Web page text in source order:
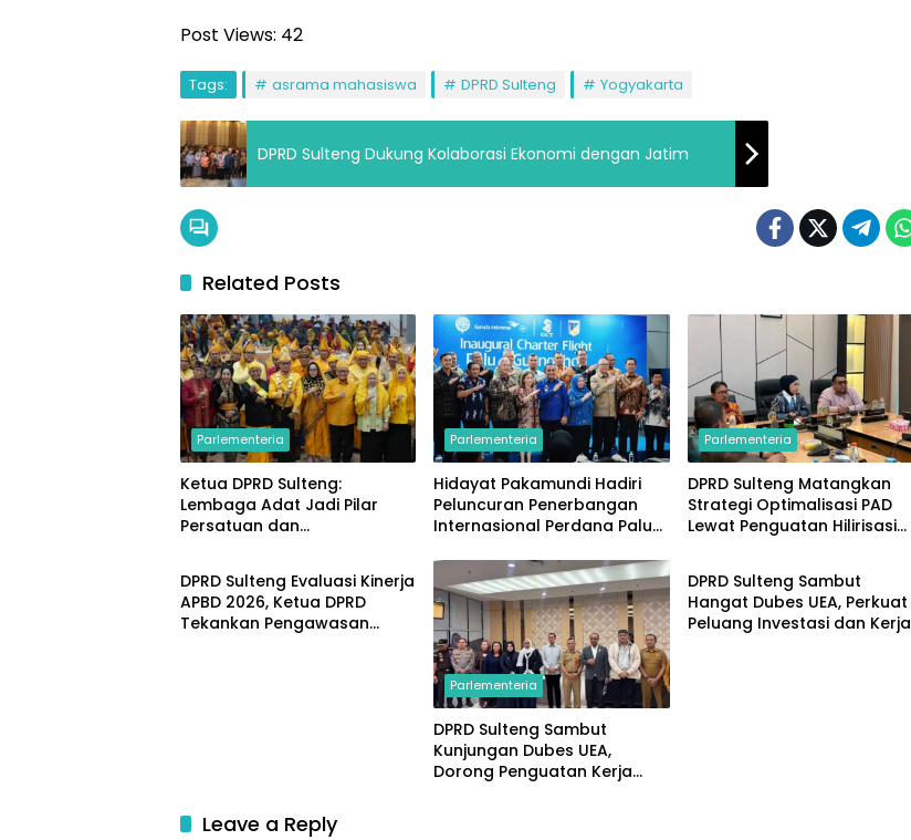
Post Views: 42
Tags: asrama mahasiswa DPRD Sulteng Yogyakarta
DPRD Sulteng Dukung Kolaborasi Ekonomi dengan Jatim
Related Posts
Parlementeria
Ketua DPRD Sulteng:
Lembaga Adat Jadi Pilar
Persatuan dan
Parlementeria
Hidayat Pakamundi Hadiri
Peluncuran Penerbangan
Internasional Perdana Palu–
Parlementeria
DPRD Sulteng Matangkan
Strategi Optimalisasi PAD
Lewat Penguatan Hilirisasi
Parlementeria
DPRD Sulteng Evaluasi Kinerja
APBD 2026, Ketua DPRD
Tekankan Pengawasan
Parlementeria
DPRD Sulteng Sambut
Kunjungan Dubes UEA,
Dorong Penguatan Kerja
Parlementeria
DPRD Sulteng Sambut
Hangat Dubes UEA, Perkuat
Peluang Investasi dan Kerja
Leave a Reply